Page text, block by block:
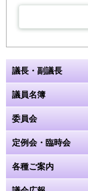
議長・副議長
議員名簿
委員会
定例会・臨時会
各種ご案内